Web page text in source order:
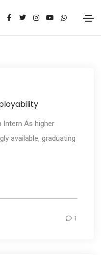
Intern As higher
available, graduating
1